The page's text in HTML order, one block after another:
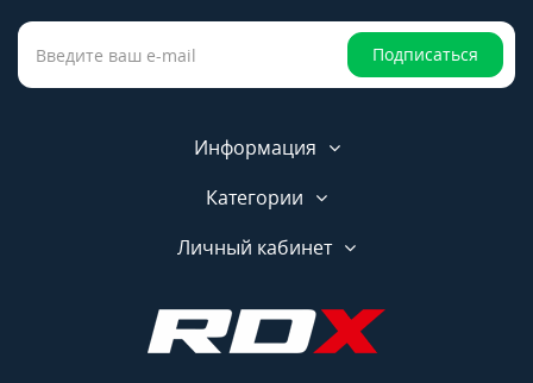
Подписаться
Информация
Категории
Личный кабинет